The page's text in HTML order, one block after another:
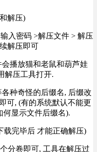
解压)
入密码 >解压文件 > 解压
解压即可
播放猫和老鼠和葫芦娃
解压工具打开.
种奇怪的后缀名, 后缀改
可, (有的系统默认不能更
何显示文件后缀名).
载完毕后 才能正确解压)
分卷即可, 工具在解压过